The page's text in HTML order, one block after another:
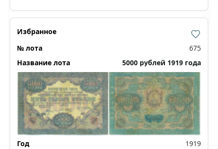
675
5000 рублей 1919 года
1919